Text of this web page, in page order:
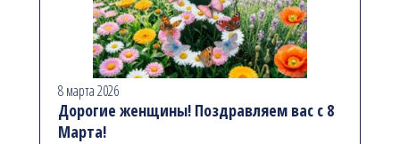
8 марта 2026
Дорогие женщины! Поздравляем вас с 8
Марта!